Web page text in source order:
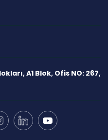
A1 Blok, Ofis NO: 267,